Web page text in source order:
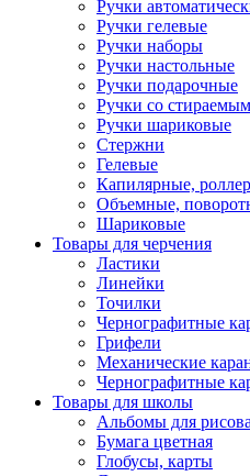
Ручки
Ручки гелевые
Ручки наборы
Ручки настольные
Ручки подарочные
Ручки со
Ручки шариковые
Стержни
Гелевые
Капилярные,
Объемные,
Шариковые
Товары для черчения
Ластики
Линейки
Точилки
Чернографитные
Грифели
Механические
Чернографитные
Товары для школы
Альбомы для
Бумага цветная
Глобусы, карты